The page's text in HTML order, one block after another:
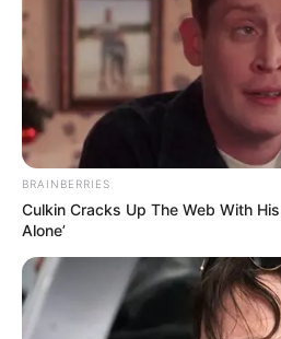
BRAINBERRIES
Culkin Cracks Up The Web With
Alone’